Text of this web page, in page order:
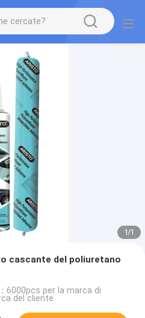
1/1
cascante del poliuretano
6000pcs per la marca di
del cliente